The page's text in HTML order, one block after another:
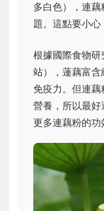
多白色），連
題。這點要小心
根據國際食物
站），蓮藕富
免疫力。但連
營養，所以最
更多連藕粉的功